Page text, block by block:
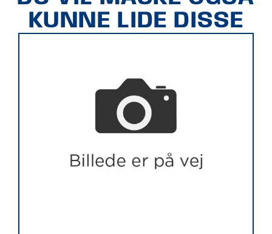
KUNNE LIDE DISSE